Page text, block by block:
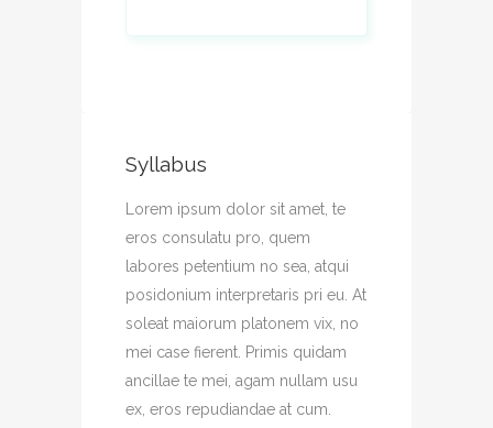
Syllabus
Lorem ipsum dolor sit amet, te
eros consulatu pro, quem
labores petentium no sea, atqui
posidonium interpretaris pri eu. At
soleat maiorum platonem vix, no
mei case fierent. Primis quidam
ancillae te mei, agam nullam usu
ex, eros repudiandae at cum.